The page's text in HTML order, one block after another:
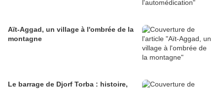
Aït-Aggad, un village à l'ombrée de la
montagne
Le barrage de Djorf Torba : histoire,